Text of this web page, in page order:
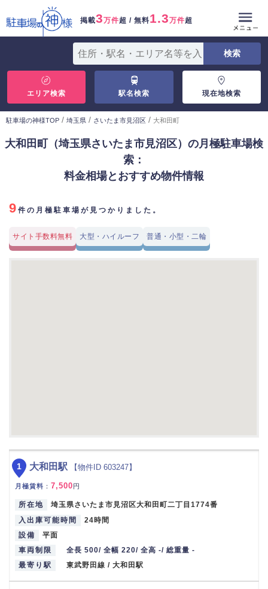
掲載3万件超 / 無料1.3万件超
エリア検索 駅名検索 現在地検索
駐車場の神様TOP / 埼玉県 / さいたま市見沼区 / 大和田町
大和田町（埼玉県さいたま市見沼区）の月極駐車場検
索：
料金相場とおすすめ物件情報
9 件の月極駐車場が見つかりました。
サイト手数料無料 大型・ハイルーフ 普通・小型・二輪
大和田駅 【物件ID 603247】
月極賃料 ： 7,500円
所在地
埼玉県さいたま市見沼区大和田町二丁目1774番
入出庫可能時間
24時間
設備
平面
車両制限
全長 500/ 全幅 220/ 全高 -/ 総重量 -
最寄り駅
東武野田線 / 大和田駅
1